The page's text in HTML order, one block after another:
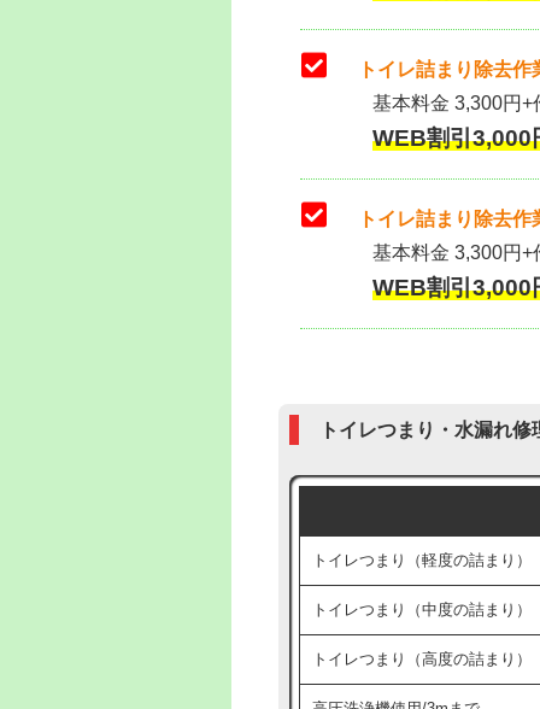
トイレ詰まり除去
基本料金 3,300円+
WEB割引
トイレ詰まり除去
基本料金 3,300円+
WEB割引
トイレつまり・水漏れ
トイレつまり（軽度の詰まり）
トイレつまり（中度の詰まり）
トイレつまり（高度の詰まり）